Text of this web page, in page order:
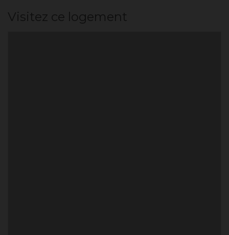
Visitez ce logement